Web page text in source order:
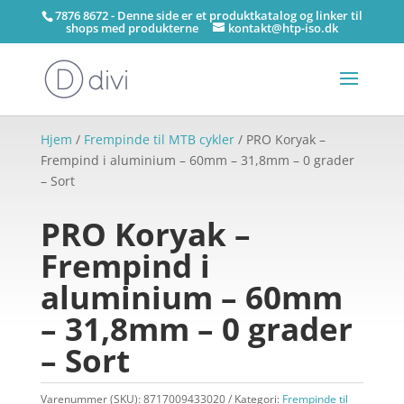
7876 8672 - Denne side er et produktkatalog og linker til
shops med produkterne kontakt@htp-iso.dk
Hjem / Frempinde til MTB cykler/ PRO Koryak –
Frempind i aluminium – 60mm – 31,8mm – 0 grader
– Sort
PRO Koryak –
Frempind i
aluminium – 60mm
– 31,8mm – 0 grader
– Sort
Varenummer (SKU):8717009433020 Kategori: Frempinde til